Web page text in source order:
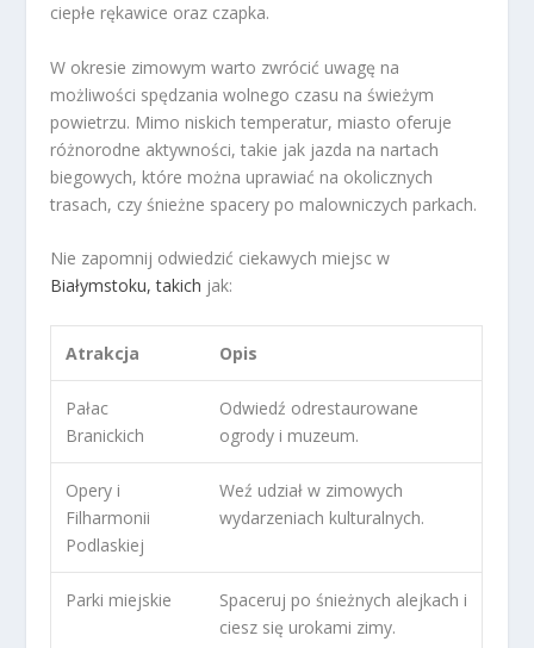
ciepłe rękawice oraz czapka.
W okresie zimowym warto zwrócić uwagę na
możliwości spędzania wolnego czasu na świeżym
powietrzu. Mimo niskich temperatur, miasto oferuje
różnorodne aktywności, takie jak jazda na nartach
biegowych, które można uprawiać na okolicznych
trasach, czy śnieżne spacery po malowniczych parkach.
Nie zapomnij odwiedzić ciekawych miejsc w
Białymstoku, takich jak:
Atrakcja Opis
Pałac
Branickich
Odwiedź odrestaurowane
ogrody i muzeum.
Opery i
Filharmonii
Podlaskiej
Weź udział w zimowych
wydarzeniach kulturalnych.
Parki miejskie
Spaceruj po śnieżnych alejkach i
ciesz się urokami zimy.